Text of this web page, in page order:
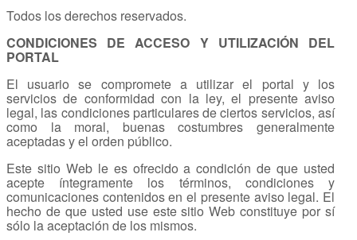
Todos los derechos reservados.
CONDICIONES DE ACCESO Y UTILIZACIÓN DEL
PORTAL
El usuario se compromete a utilizar el portal y los
servicios de conformidad con la ley, el presente aviso
legal, las condiciones particulares de ciertos servicios, así
como la moral, buenas costumbres generalmente
aceptadas y el orden público.
Este sitio Web le es ofrecido a condición de que usted
acepte íntegramente los términos, condiciones y
comunicaciones contenidos en el presente aviso legal. El
hecho de que usted use este sitio Web constituye por sí
sólo la aceptación de los mismos.